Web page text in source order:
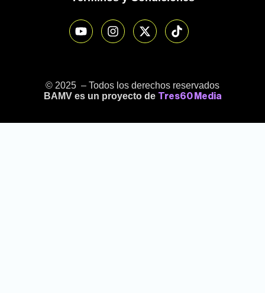
© 2025 – Todos los derechos reservados
BAMV es un proyecto de Tres60 Media